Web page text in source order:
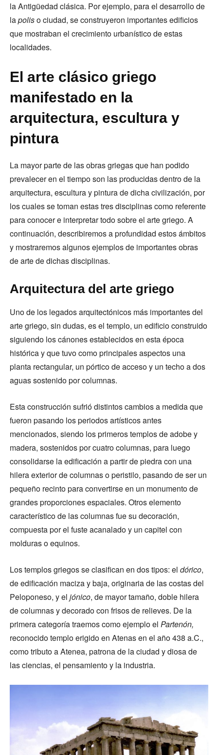
la Antigüedad clásica. Por ejemplo, para el desarrollo de
lapoliso ciudad, se construyeron importantes edificios
que mostraban el crecimiento urbanístico de estas
localidades.
El arte clásico griego
manifestado en la
arquitectura, escultura y
pintura
La mayor parte de las obras griegas que han podido
prevalecer en el tiempo son las producidas dentro de la
arquitectura, escultura y pintura de dicha civilización, por
los cuales se toman estas tres disciplinas como referente
para conocer e interpretar todo sobre el arte griego. A
continuación, describiremos a profundidad estos ámbitos
y mostraremos algunos ejemplos de importantes obras
de arte de dichas disciplinas.
Arquitectura del arte griego
Uno de los legados arquitectónicos más importantes del
arte griego, sin dudas, es el templo, un edificio construido
siguiendo los cánones establecidos en esta época
histórica y que tuvo como principales aspectos una
planta rectangular, un pórtico de acceso y un techo a dos
aguas sostenido por columnas.
Esta construcción sufrió distintos cambios a medida que
fueron pasando los periodos artísticos antes
mencionados, siendo los primeros templos de adobe y
madera, sostenidos por cuatro columnas, para luego
consolidarse la edificación a partir de piedra con una
hilera exterior de columnas o peristilo, pasando de ser un
pequeño recinto para convertirse en un monumento de
grandes proporciones espaciales. Otros elemento
característico de las columnas fue su decoración,
compuesta por el fuste acanalado y un capitel con
molduras o equinos.
Los templos griegos se clasifican en dos tipos: el dórico,
de edificación maciza y baja, originaria de las costas del
Peloponeso, y el jónico, de mayor tamaño, doble hilera
de columnas y decorado con frisos de relieves. De la
primera categoría traemos como ejemplo el Partenón,
reconocido templo erigido en Atenas en el año 438 a.C.,
como tributo a Atenea, patrona de la ciudad y diosa de
las ciencias, el pensamiento y la industria.